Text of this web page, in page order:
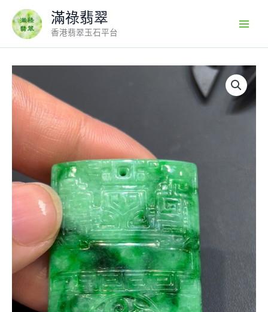
content
滿祿翡翠
香港翡翠玉石平台
翡
翠
仿
古
墜
青
古
色
香
×
理